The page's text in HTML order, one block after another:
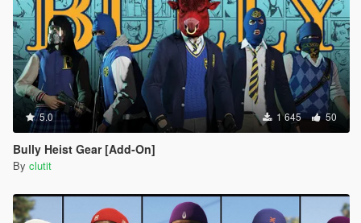
5.0 1 645 50
Bully Heist Gear [Add-On]
By clutit